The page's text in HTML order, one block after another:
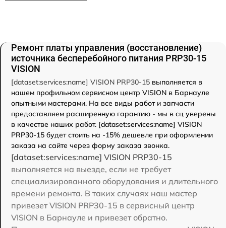
Ремонт платы управления (восстановление)
источника бесперебойного питания PRP30-15
VISION
[dataset:services:name] VISION PRP30-15 выполняется в
нашем профильном сервисном центр VISION в Барнауле
опытными мастерами. На все виды работ и запчасти
предоставляем расширенную гарантию - мы в сц уверены
в качестве наших работ. [dataset:services:name] VISION
PRP30-15 будет стоить на -15% дешевле при оформлении
заказа на сайте через форму заказа звонка.
[dataset:services:name] VISION PRP30-15
выполняется на выезде, если не требует
специализированного оборудования и длительного
времени ремонта. В таких случаях наш мастер
привезет VISION PRP30-15 в сервисный центр
VISION в Барнауле и привезет обратно.